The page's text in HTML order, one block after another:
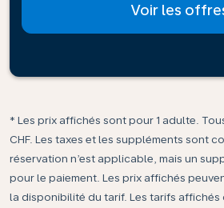
Voir les
* Les prix affichés sont pour 1 adulte.
CHF. Les taxes et les suppléments sont
réservation n’est applicable, mais un
pour le paiement. Les prix affichés
la disponibilité du tarif. Les tarifs affichés